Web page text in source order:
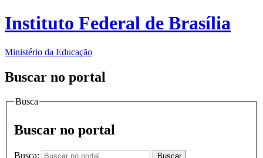
Instituto Federal de Brasília
Ministério da Educação
Buscar no portal
Busca
Buscar no portal
Busca: Buscar